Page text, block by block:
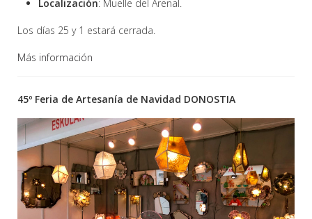
Localización: Muelle del Arenal.
Los días 25 y 1 estará cerrada.
Más información
45º Feria de Artesanía de Navidad DONOSTIA